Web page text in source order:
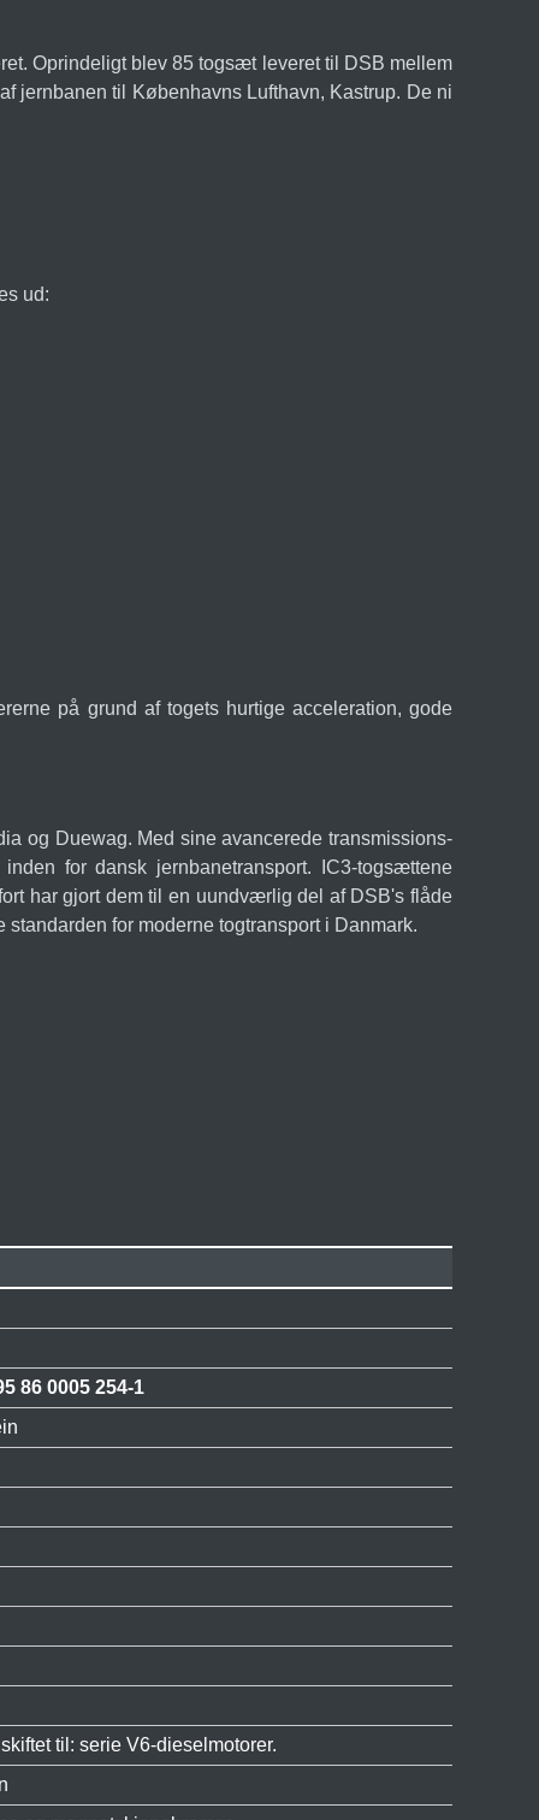
Oprindeligt blev 85 togsæt leveret til DSB mellem
jernbanen til Københavns Lufthavn, Kastrup. De ni
ud:
på grund af togets hurtige acceleration, gode
og Duewag. Med sine avancerede transmissions-
for dansk jernbanetransport. IC3-togsættene
har gjort dem til en uundværlig del af DSB's flåde
for moderne togtransport i Danmark.
86 0005 254-1
til: serie V6-dieselmotorer.